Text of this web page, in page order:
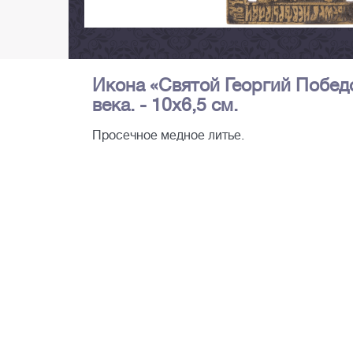
Икона «Святой Георгий
века. - 10х6,5 см.
Просечное медное литье.